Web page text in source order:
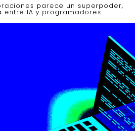
parece un superpoder,
IA y programadores.